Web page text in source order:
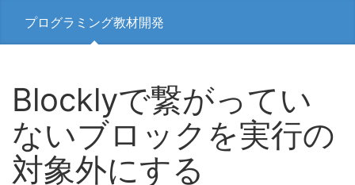
プログラミング教材開発
Blocklyで繋がってい
ないブロックを実行の
対象外にする